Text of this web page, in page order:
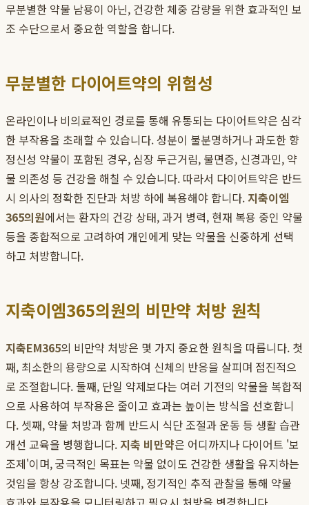
무분별한 약물 남용이 아닌, 건강한 체중 감량을 위한 효과적인 보
조 수단으로서 중요한 역할을 합니다.
무분별한 다이어트약의 위험성
온라인이나 비의료적인 경로를 통해 유통되는 다이어트약은 심각
한 부작용을 초래할 수 있습니다. 성분이 불분명하거나 과도한 향
정신성 약물이 포함된 경우, 심장 두근거림, 불면증, 신경과민, 약
물 의존성 등 건강을 해칠 수 있습니다. 따라서 다이어트약은 반드
시 의사의 정확한 진단과 처방 하에 복용해야 합니다. 지축이엠
365의원에서는 환자의 건강 상태, 과거 병력, 현재 복용 중인 약물
등을 종합적으로 고려하여 개인에게 맞는 약물을 신중하게 선택
하고 처방합니다.
지축이엠365의원의 비만약 처방 원칙
지축EM365의 비만약 처방은 몇 가지 중요한 원칙을 따릅니다. 첫
째, 최소한의 용량으로 시작하여 신체의 반응을 살피며 점진적으
로 조절합니다. 둘째, 단일 약제보다는 여러 기전의 약물을 복합적
으로 사용하여 부작용은 줄이고 효과는 높이는 방식을 선호합니
다. 셋째, 약물 처방과 함께 반드시 식단 조절과 운동 등 생활 습관
개선 교육을 병행합니다. 지축 비만약은 어디까지나 다이어트 '보
조제'이며, 궁극적인 목표는 약물 없이도 건강한 생활을 유지하는
것임을 항상 강조합니다. 넷째, 정기적인 추적 관찰을 통해 약물